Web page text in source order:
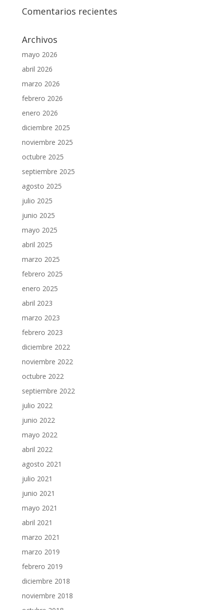
Comentarios recientes
Archivos
mayo 2026
abril 2026
marzo 2026
febrero 2026
enero 2026
diciembre 2025
noviembre 2025
octubre 2025
septiembre 2025
agosto 2025
julio 2025
junio 2025
mayo 2025
abril 2025
marzo 2025
febrero 2025
enero 2025
abril 2023
marzo 2023
febrero 2023
diciembre 2022
noviembre 2022
octubre 2022
septiembre 2022
julio 2022
junio 2022
mayo 2022
abril 2022
agosto 2021
julio 2021
junio 2021
mayo 2021
abril 2021
marzo 2021
marzo 2019
febrero 2019
diciembre 2018
noviembre 2018